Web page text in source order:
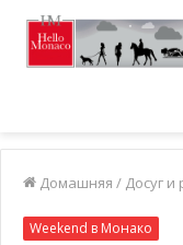
Домашняя / Досуг и
Weekend в Монако